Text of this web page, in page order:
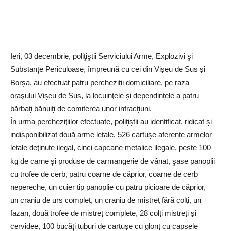
Ieri, 03 decembrie, poliţiştii Serviciului Arme, Explozivi şi
Substanţe Periculoase, împreună cu cei din Vișeu de Sus și
Borșa, au efectuat patru percheziții domiciliare, pe raza
oraşului Vişeu de Sus, la locuinţele și dependințele a patru
bărbaţi bănuiţi de comiterea unor infracţiuni.
În urma percheziţiilor efectuate, poliţiştii au identificat, ridicat şi
indisponibilizat două arme letale, 526 cartuşe aferente armelor
letale deţinute ilegal, cinci capcane metalice ilegale, peste 100
kg de carne şi produse de carmangerie de vânat, şase panoplii
cu trofee de cerb, patru coarne de căprior, coarne de cerb
nepereche, un cuier tip panoplie cu patru picioare de căprior,
un craniu de urs complet, un craniu de mistreț fără colți, un
fazan, două trofee de mistreț complete, 28 colți mistreți și
cervidee, 100 bucăţi tuburi de cartușe cu glonț cu capsele